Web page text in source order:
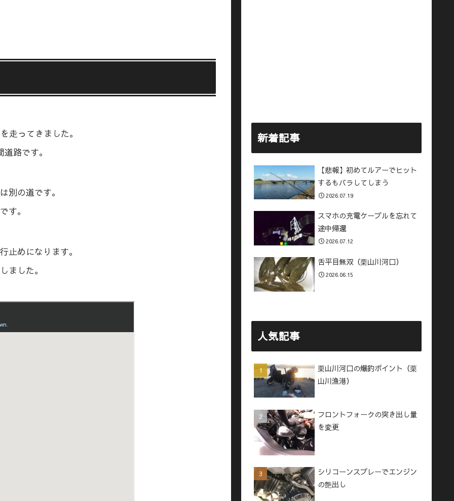
走ってきました。
路です。
別の道です。
す。
止めになります。
ました。
新着記事
【悲報】初めてルアーでヒット
するもバラしてしまう
2026.07.19
スマホの充電ケーブルを忘れて
途中帰還
2026.07.12
舌平目無双（栗山川河口）
2026.06.15
人気記事
栗山川河口の爆釣ポイント（栗
山川漁港）
フロントフォークの突き出し量
を変更
シリコーンスプレーでエンジン
の艶出し